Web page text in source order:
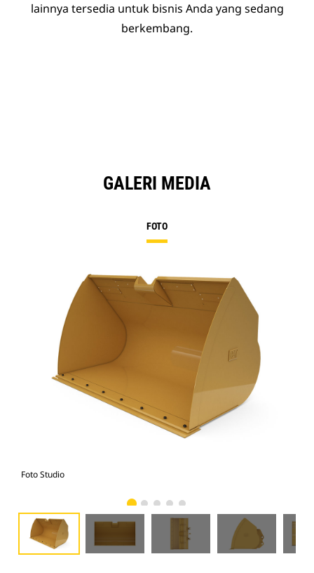
lainnya tersedia untuk bisnis Anda yang sedang
berkembang.
GALERI MEDIA
FOTO
Foto Studio